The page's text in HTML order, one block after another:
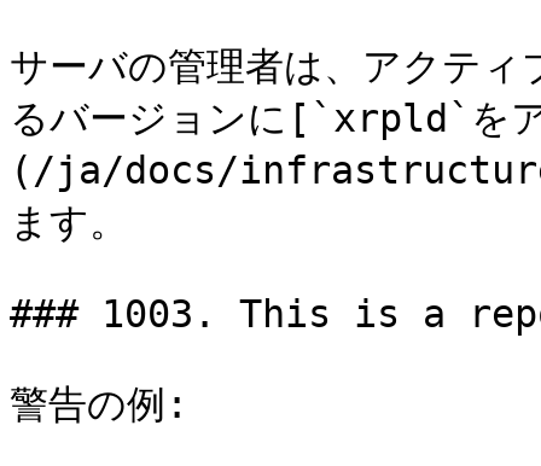
サーバの管理者は、アクテ
るバージョンに[`xrpld`を
(/ja/docs/
ます。
### 1003. This is a
警告の例: